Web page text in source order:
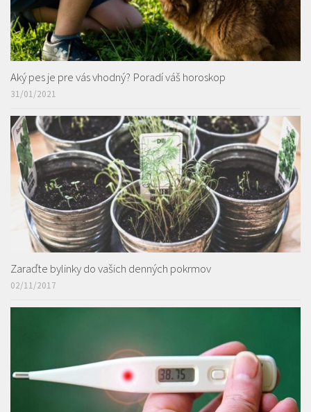
Aký pes je pre vás vhodný? Poradí váš horoskop
31/01/2021
Zaraďte bylinky do vašich denných pokrmov
02/11/2017